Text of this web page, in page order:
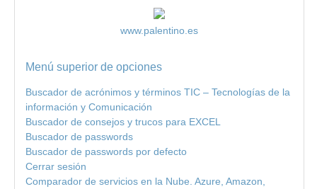
www.palentino.es
Menú superior de opciones
Buscador de acrónimos y términos TIC – Tecnologías de la
información y Comunicación
Buscador de consejos y trucos para EXCEL
Buscador de passwords
Buscador de passwords por defecto
Cerrar sesión
Comparador de servicios en la Nube. Azure, Amazon,